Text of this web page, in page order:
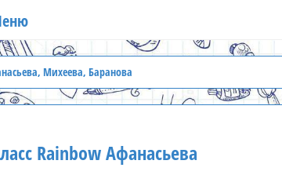
Михеева, Баранова
Rainbow Афанасьева